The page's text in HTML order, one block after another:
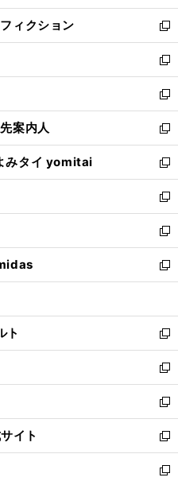
開
く
ウ
で
開
く
ン
ド
ウ
で
開
く
ウ
ィ
ン
ド
ウ
で
開
く
ィクション
新
し
い
ウ
ィ
ン
ド
ウ
で
開
く
新
し
い
ウ
ィ
ン
ド
ウ
で
開
く
新
し
い
ウ
ィ
ン
ド
ウ
で
開
く
案内人
新
し
い
ウ
ィ
ン
ド
ウ
で
開
みタイ yomitai
新
し
い
ウ
ィ
ン
ド
ウ
開
く
新
し
い
ウ
ィ
ン
ウ
で
開
く
新
し
い
ウ
ン
ド
ウ
で
開
く
新
し
ウ
ィ
ン
ド
ウ
で
開
く
ト
新
し
い
ウ
ィ
ン
ド
ウ
で
新
し
い
ウ
ィ
ン
ド
新
し
い
ウ
ィ
イト
新
し
い
新